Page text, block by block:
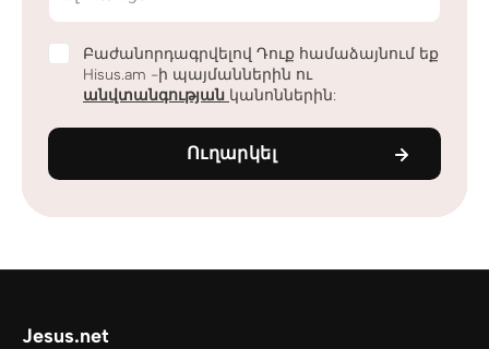
Բաժանորդագրվելով Դուք համաձայնում եք
Hisus.am -ի պայմաններին ու
անվտանգության կանոններին:
Ուղարկել
Jesus.net